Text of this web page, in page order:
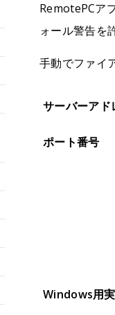
RemotePCア
ォール警告を
手動でファイ
サーバーアド
ポート番号
Windows用